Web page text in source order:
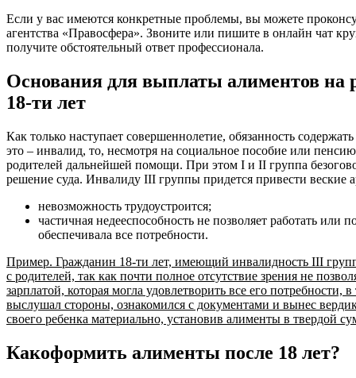
Если у вас имеются конкретные проблемы, вы можете
агентства «Правосфера». Звоните или пишите в онлайн чат
получите обстоятельный ответ профессионала.
Основания для выплаты алиментов на
18-ти лет
Как только наступает совершеннолетие, обязанность
это – инвалид, то, несмотря на социальное пособие или
родителей дальнейшей помощи. При этом I и II группа
решение суда. Инвалиду III группы придется привести веские
невозможность трудоустроится;
частичная недееспособность не позволяет работать или
обеспечивала все потребности.
Пример. Гражданин 18-ти лет, имеющий инвалидность III
с родителей, так как почти полное отсутствие зрения не
зарплатой, которая могла удовлетворить все его потребности,
выслушал стороны, ознакомился с документами и вынес
своего ребенка материально, установив алименты в твердой
Какоформить алименты после 18 лет?